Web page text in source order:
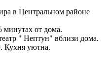
в Центральном районе
минутах от дома.
" Нептун" вблизи дома.
Кухня уютна.